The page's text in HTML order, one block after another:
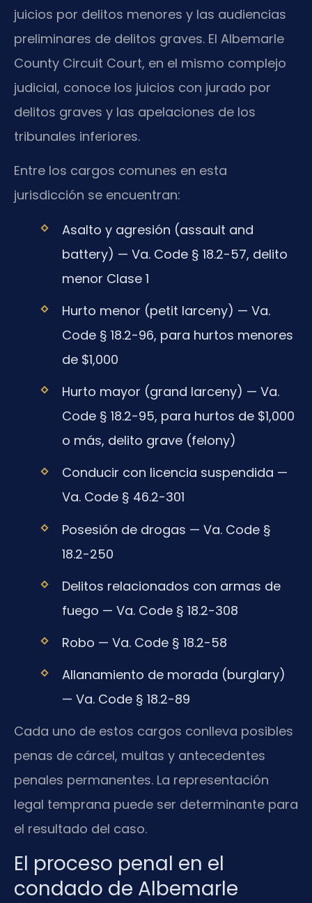
juicios por delitos menores y las audiencias
preliminares de delitos graves. El Albemarle
County Circuit Court, en el mismo complejo
judicial, conoce los juicios con jurado por
delitos graves y las apelaciones de los
tribunales inferiores.
Entre los cargos comunes en esta
jurisdicción se encuentran:
Asalto y agresión (assault and
battery) — Va. Code § 18.2-57, delito
menor Clase 1
Hurto menor (petit larceny) — Va.
Code § 18.2-96, para hurtos menores
de $1,000
Hurto mayor (grand larceny) — Va.
Code § 18.2-95, para hurtos de $1,000
o más, delito grave (felony)
Conducir con licencia suspendida —
Va. Code § 46.2-301
Posesión de drogas — Va. Code §
18.2-250
Delitos relacionados con armas de
fuego — Va. Code § 18.2-308
Robo — Va. Code § 18.2-58
Allanamiento de morada (burglary)
— Va. Code § 18.2-89
Cada uno de estos cargos conlleva posibles
penas de cárcel, multas y antecedentes
penales permanentes. La representación
legal temprana puede ser determinante para
el resultado del caso.
El proceso penal en el
condado de Albemarle